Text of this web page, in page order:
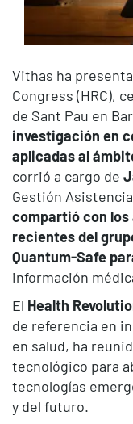
Vithas ha
Congress (HRC),
de Sant Pau en
investigación en
aplicadas al
corrió a cargo de
Gestión
compartió con
recientes del
Quantum-Safe
información
El Health
de referencia en
en salud, ha
tecnológico para
tecnologías
y del futuro.